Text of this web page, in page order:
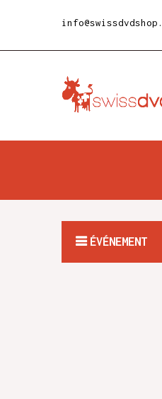
ÉVÉNEMENT